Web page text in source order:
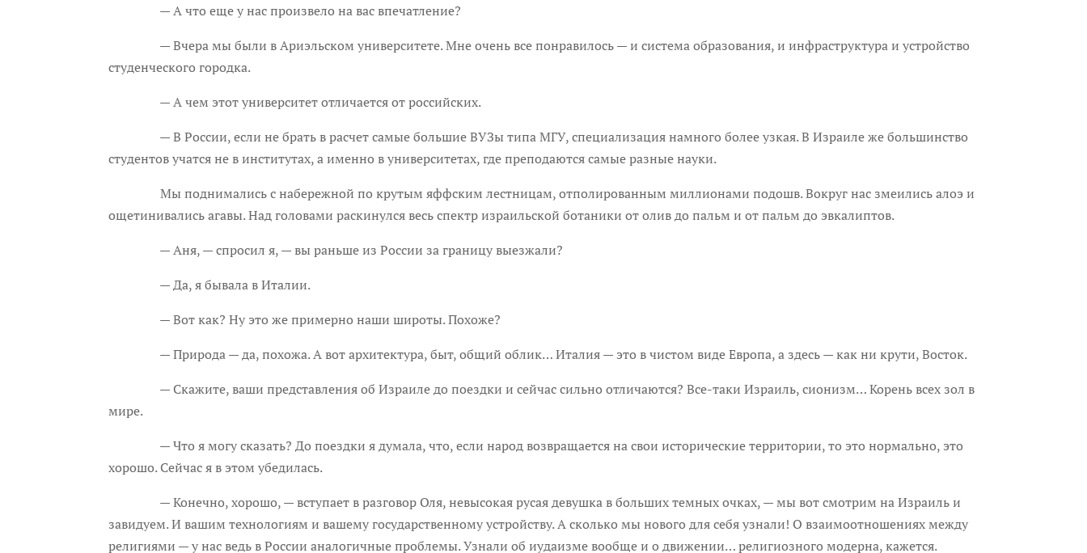
— А что еще у нас произвело на вас впечатление?
— Вчера мы были в Ариэльском университете. Мне очень все понравилось — и система образования, и инфраструктура и устройство
студенческого городка.
— А чем этот университет отличается от российских.
— В России, если не брать в расчет самые большие ВУЗы типа МГУ, специализация намного более узкая. В Израиле же большинство
студентов учатся не в институтах, а именно в университетах, где преподаются самые разные науки.
Мы поднимались с набережной по крутым яффским лестницам, отполированным миллионами подошв. Вокруг нас змеились алоэ и
ощетинивались агавы. Над головами раскинулся весь спектр израильской ботаники от олив до пальм и от пальм до эвкалиптов.
— Аня, — спросил я, — вы раньше из России за границу выезжали?
— Да, я бывала в Италии.
— Вот как? Ну это же примерно наши широты. Похоже?
— Природа — да, похожа. А вот архитектура, быт, общий облик… Италия — это в чистом виде Европа, а здесь — как ни крути, Восток.
— Скажите, ваши представления об Израиле до поездки и сейчас сильно отличаются? Все-таки Израиль, сионизм… Корень всех зол в
мире.
— Что я могу сказать? До поездки я думала, что, если народ возвращается на свои исторические территории, то это нормально, это
хорошо. Сейчас я в этом убедилась.
— Конечно, хорошо, — вступает в разговор Оля, невысокая русая девушка в больших темных очках, — мы вот смотрим на Израиль и
завидуем. И вашим технологиям и вашему государственному устройству. А сколько мы нового для себя узнали! О взаимоотношениях между
религиями — у нас ведь в России аналогичные проблемы. Узнали об иудаизме вообще и о движении… религиозного модерна, кажется.